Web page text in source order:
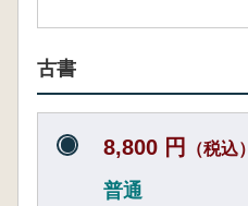
古書
8,800 円 （税込）
普通